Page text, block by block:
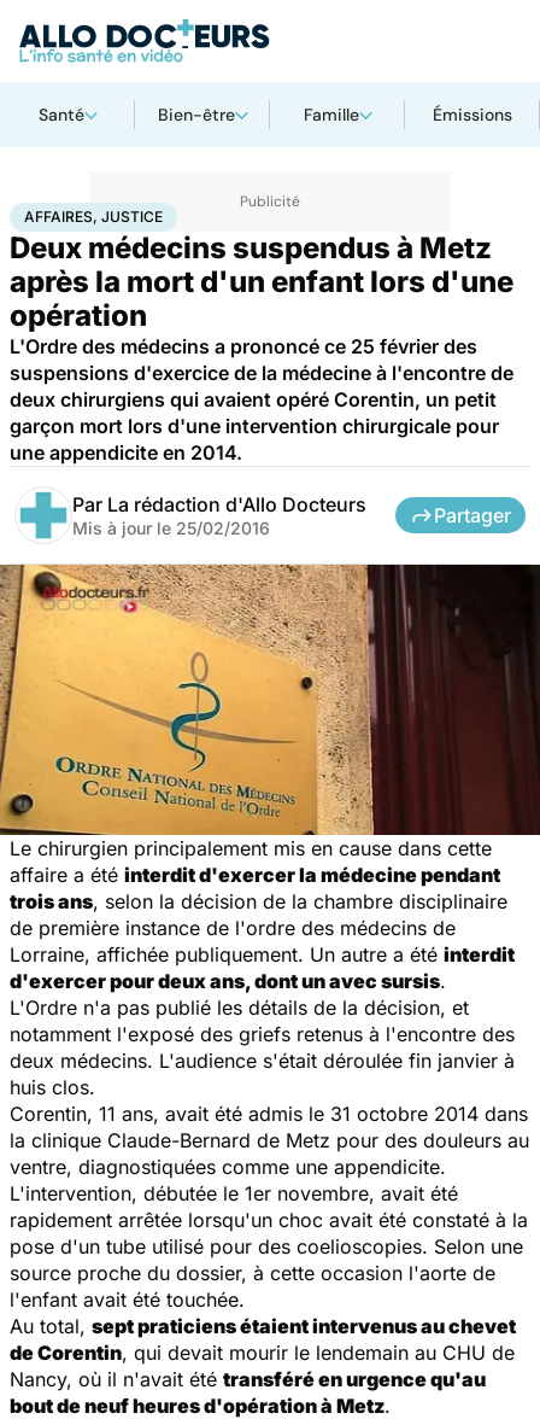
Santé Bien-être Famille Émissions
AccueilSantéSociétéJustice Affaires, justice
AFFAIRES, JUSTICE
Deux médecins suspendus à Metz
après la mort d'un enfant lors d'une
opération
L'Ordre des médecins a prononcé ce 25 février des
suspensions d'exercice de la médecine à l'encontre de
deux chirurgiens qui avaient opéré Corentin, un petit
garçon mort lors d'une intervention chirurgicale pour
une appendicite en 2014.
Par La rédaction d'Allo Docteurs
Mis à jour le 25/02/2016
Partager
Le chirurgien principalement mis en cause dans cette
affaire a été interdit d'exercer la médecine pendant
trois ans, selon la décision de la chambre disciplinaire
de première instance de l'ordre des médecins de
Lorraine, affichée publiquement. Un autre a été interdit
d'exercer pour deux ans, dont un avec sursis.
L'Ordre n'a pas publié les détails de la décision, et
notamment l'exposé des griefs retenus à l'encontre des
deux médecins. L'audience s'était déroulée fin janvier à
huis clos.
Corentin, 11 ans, avait été admis le 31 octobre 2014 dans
la clinique Claude-Bernard de Metz pour des douleurs au
ventre, diagnostiquées comme une appendicite.
L'intervention, débutée le 1er novembre, avait été
rapidement arrêtée lorsqu'un choc avait été constaté à la
pose d'un tube utilisé pour des coelioscopies. Selon une
source proche du dossier, à cette occasion l'aorte de
l'enfant avait été touchée.
Au total, sept praticiens étaient intervenus au chevet
de Corentin, qui devait mourir le lendemain au CHU de
Nancy, où il n'avait été transféré en urgence qu'au
bout de neuf heures d'opération à Metz.